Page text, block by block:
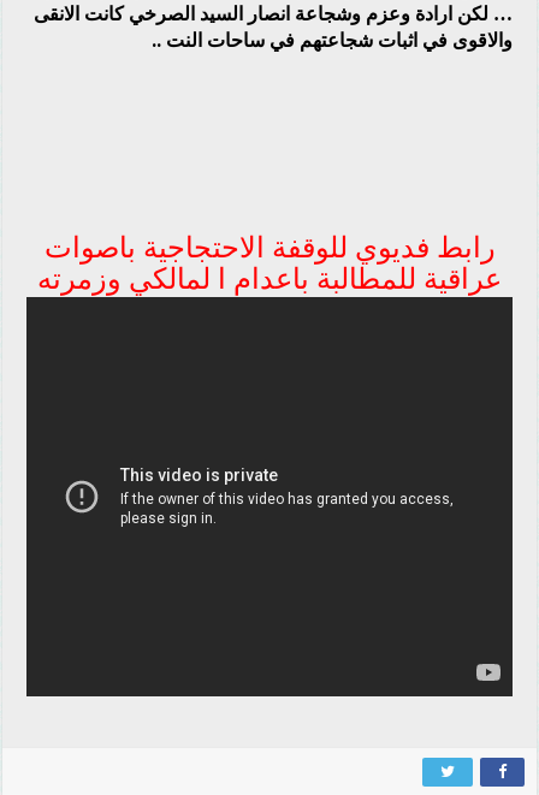
… لكن ارادة وعزم وشجاعة انصار السيد الصرخي كانت الانقى
والاقوى في اثبات شجاعتهم في ساحات النت ..
رابط فديوي للوقفة الاحتجاجية باصوات
عراقية للمطالبة باعدام ا لمالكي وزمرته